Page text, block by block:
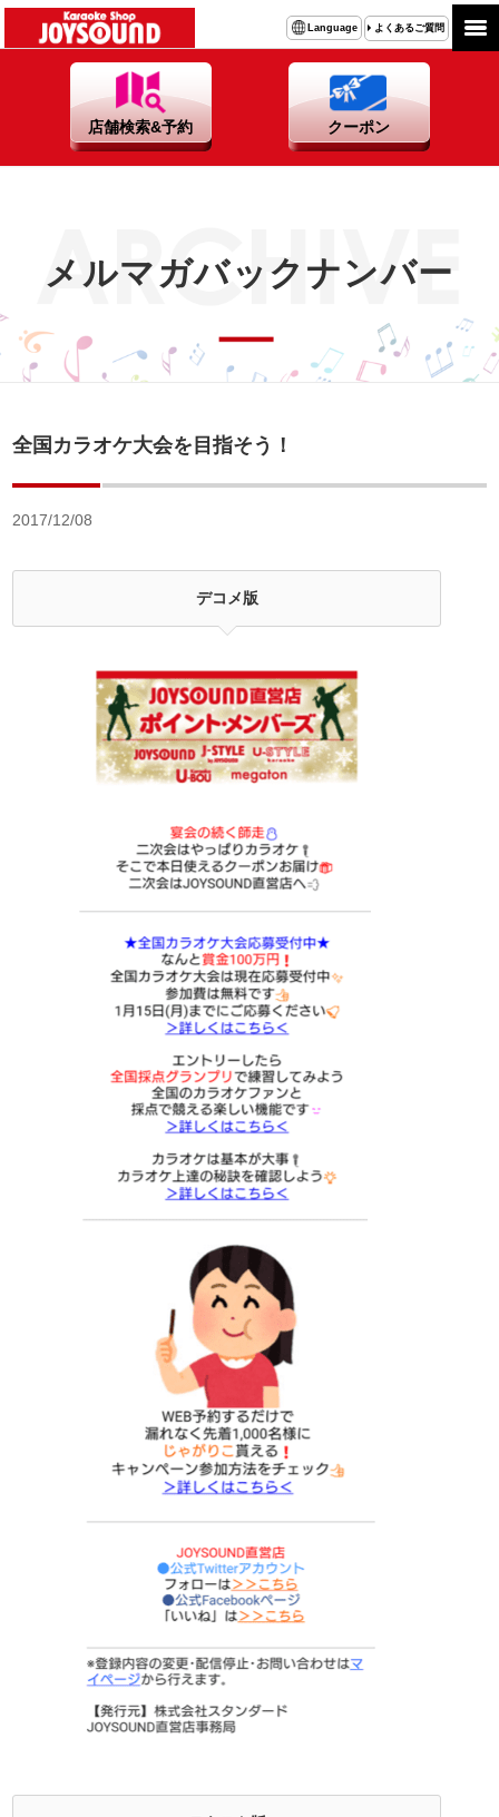
Language よくあるご質問
店舗検索&予約 クーポン
メルマガバックナンバー
全国カラオケ大会を目指そう！
2017/12/08
デコメ版